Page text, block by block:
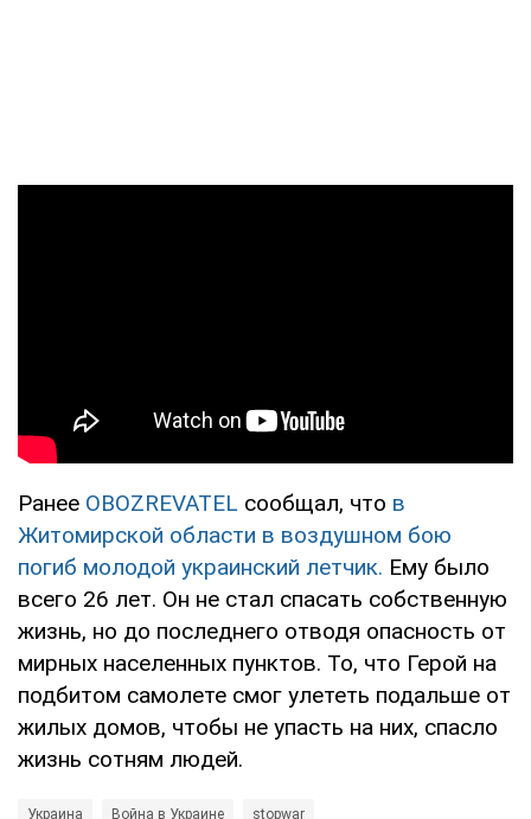
Ранее OBOZREVATEL сообщал, что в
Житомирской области в воздушном бою
погиб молодой украинский летчик. Ему было
всего 26 лет. Он не стал спасать собственную
жизнь, но до последнего отводя опасность от
мирных населенных пунктов. То, что Герой на
подбитом самолете смог улететь подальше от
жилых домов, чтобы не упасть на них, спасло
жизнь сотням людей.
Украина Война в Украине stopwar